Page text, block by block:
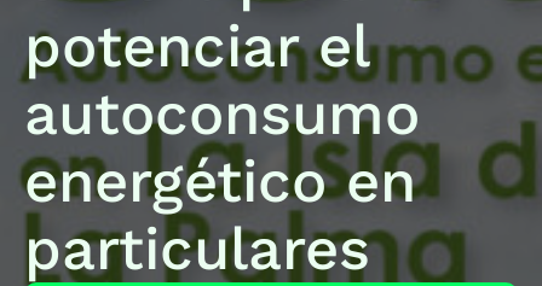
potenciar el
autoconsumo
energético en
particulares